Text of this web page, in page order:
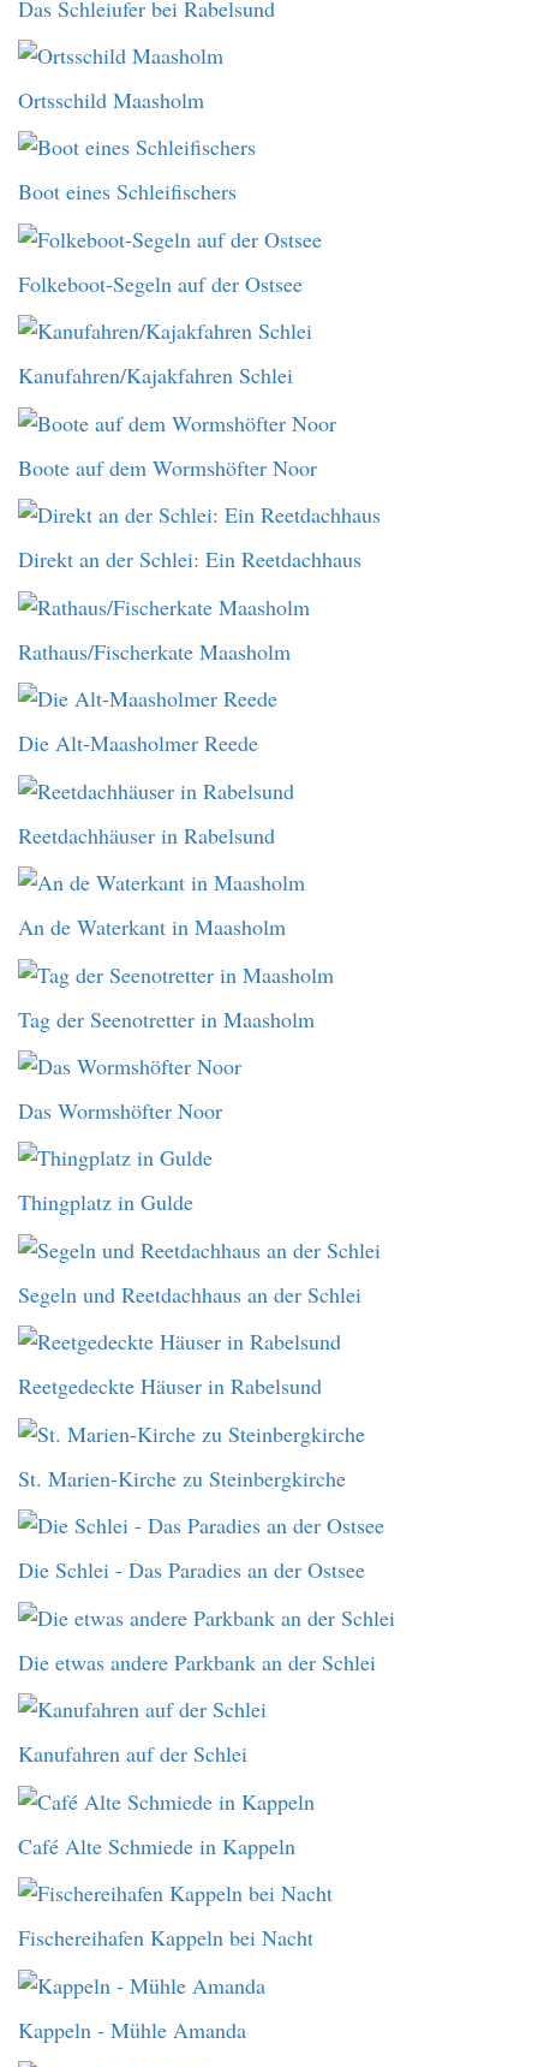
Das Schleiufer bei Rabelsund
Ortsschild Maasholm
Boot eines Schleifischers
Folkeboot-Segeln auf der Ostsee
Kanufahren/Kajakfahren Schlei
Boote auf dem Wormshöfter Noor
Direkt an der Schlei: Ein Reetdachhaus
Rathaus/Fischerkate Maasholm
Die Alt-Maasholmer Reede
Reetdachhäuser in Rabelsund
An de Waterkant in Maasholm
Tag der Seenotretter in Maasholm
Das Wormshöfter Noor
Thingplatz in Gulde
Segeln und Reetdachhaus an der Schlei
Reetgedeckte Häuser in Rabelsund
St. Marien-Kirche zu Steinbergkirche
Die Schlei - Das Paradies an der Ostsee
Die etwas andere Parkbank an der Schlei
Kanufahren auf der Schlei
Café Alte Schmiede in Kappeln
Fischereihafen Kappeln bei Nacht
Kappeln - Mühle Amanda